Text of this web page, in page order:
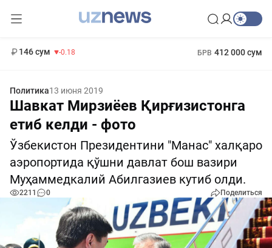
146 сум -0.18 БРВ 412 000 сум
Политика13 июня 2019
Шавкат Мирзиёев Қирғизистонга
етиб келди - фото
Ўзбекистон Президентини "Манас" халқаро
аэропортида қўшни давлат бош вазири
Муҳаммедкалий Абилгазиев кутиб олди.
2211 0 Поделиться